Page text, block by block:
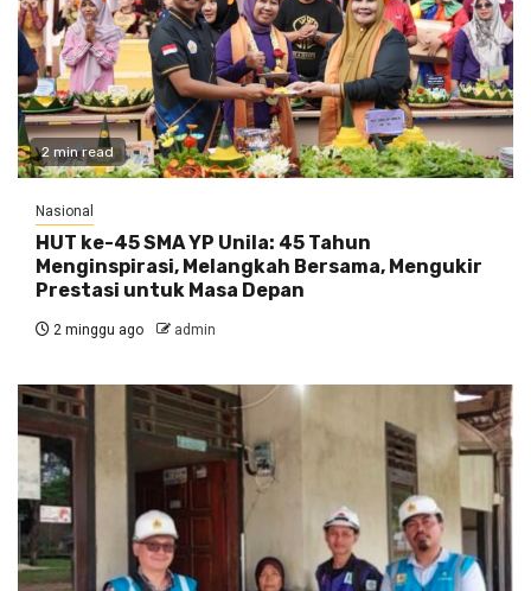
2 min read
Nasional
HUT ke-45 SMA YP Unila: 45 Tahun
Menginspirasi, Melangkah Bersama, Mengukir
Prestasi untuk Masa Depan
2 minggu ago admin